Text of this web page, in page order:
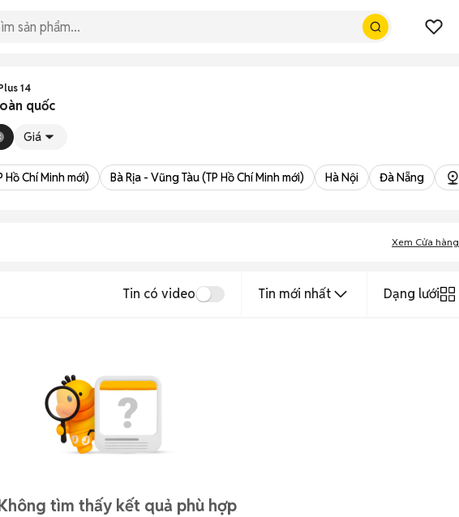
14
quốc
Giá
Hồ Chí Minh mới) Bà Rịa - Vũng Tàu (TP Hồ Chí Minh mới) Hà Nội Đà Nẵng
Xem Cửa hàng
Tin có video Tin mới nhất Dạng lưới
tìm thấy kết quả phù hợp